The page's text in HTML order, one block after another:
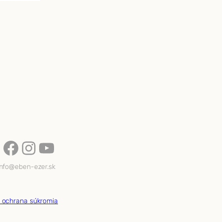
Facebook InstagramYouTube
ezer.sk
súkromia